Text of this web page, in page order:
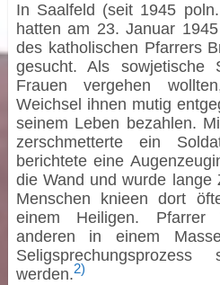
In Saalfeld (seit 1945
hatten am 23. Januar
des katholischen Pfarrers
gesucht. Als sowjetische
Frauen vergehen
Weichsel ihnen mutig
seinem Leben bezahlen.
zerschmetterte ein
berichtete eine
die Wand und wurde lange
Menschen knieen dort
einem Heiligen.
anderen in einem
werden.2)